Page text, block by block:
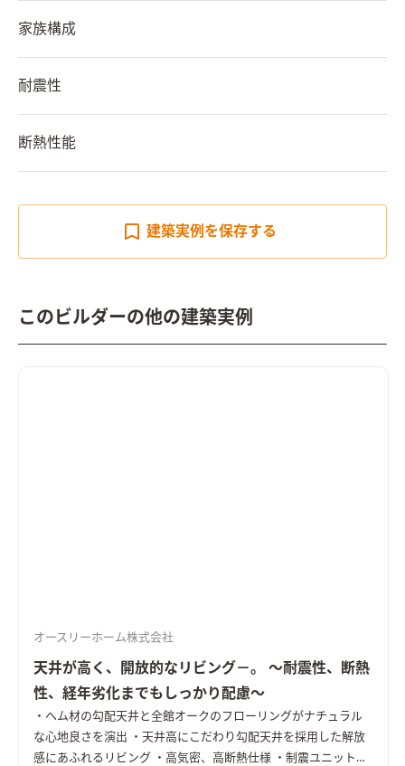
家族構成
耐震性
断熱性能
建築実例を保存する
このビルダーの他の建築実例
オースリーホーム株式会社
天井が高く、開放的なリビング－。 ～耐震性、断熱
性、経年劣化までもしっかり配慮～
・ヘム材の勾配天井と全館オークのフローリングがナチュラル
な心地良さを演出 ・天井高にこだわり勾配天井を採用した解放
感にあふれるリビング ・高気密、高断熱仕様 ・制震ユニット